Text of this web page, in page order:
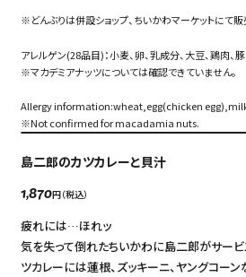
※どんぶりは併設ショップ、ちいかわマーケットにて
アレルゲン(28品目)：小麦、卵、乳成分、大豆、鶏肉、
※マカデミアナッツについては確認できていません。
Allergy information:wheat,egg(chicken
※Not confirmed for macadamia nuts.
島二郎のカツカレーと貝汁
1,870円（税込）
疲れには…ほれッ
気を失って倒れたちいかわに島二郎がサービ
ツカレーには蓮根、ズッキーニ、ヤングコー